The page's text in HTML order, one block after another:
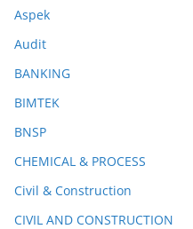
Aspek
Audit
BANKING
BIMTEK
BNSP
CHEMICAL & PROCESS
Civil & Construction
CIVIL AND CONSTRUCTION